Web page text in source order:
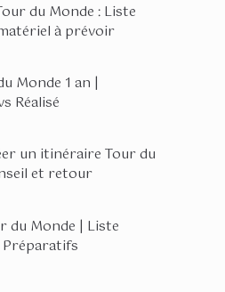
du Monde : Liste
à prévoir
Monde 1 an |
Réalisé
un itinéraire Tour du
et retour
du Monde | Liste